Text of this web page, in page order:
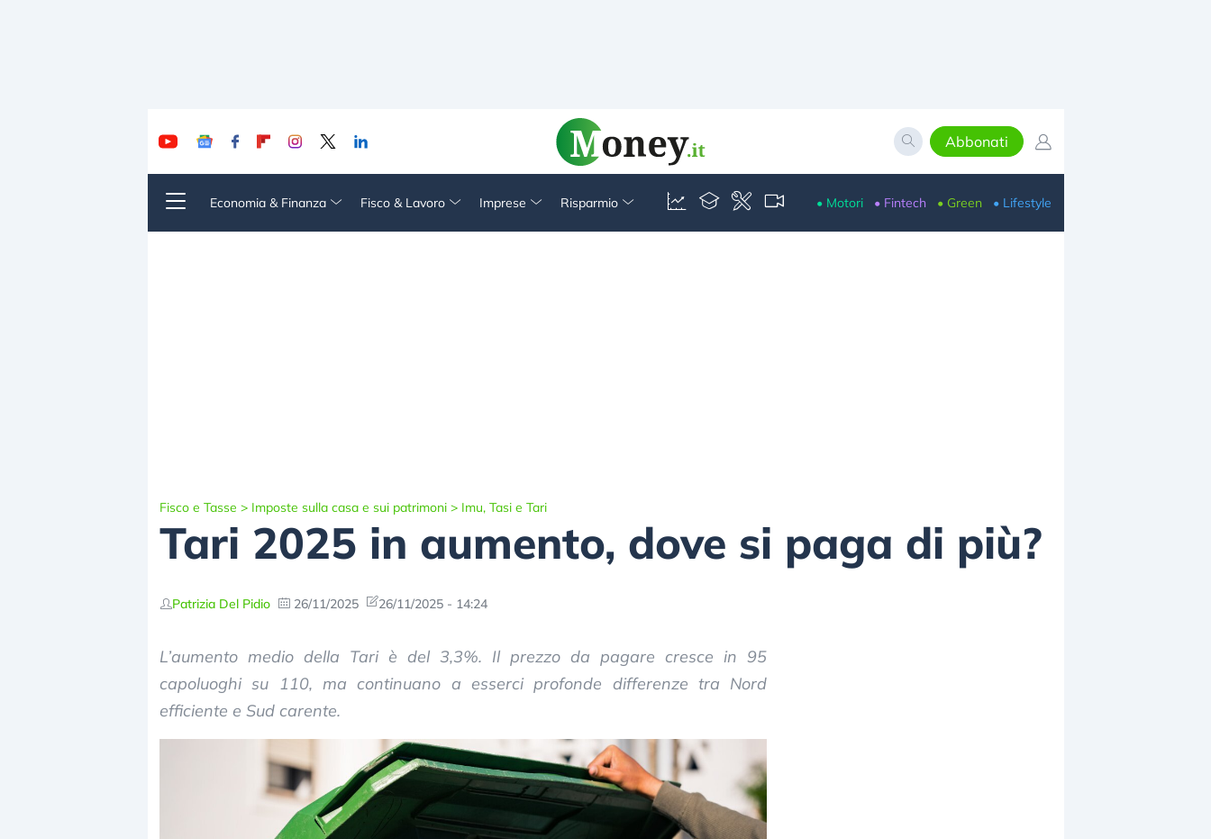
Abbonati
Economia & Finanza Fisco & Lavoro Imprese Risparmio • Motori • Fintech • Green • Lifestyle
Fisco e Tasse > Imposte sulla casa e sui patrimoni > Imu, Tasi e Tari
Tari 2025 in aumento, dove si paga di più?
Patrizia Del Pidio 26/11/2025 26/11/2025 - 14:24
L’aumento medio della Tari è del 3,3%. Il prezzo da pagare cresce in 95
capoluoghi su 110, ma continuano a esserci profonde differenze tra Nord
efficiente e Sud carente.